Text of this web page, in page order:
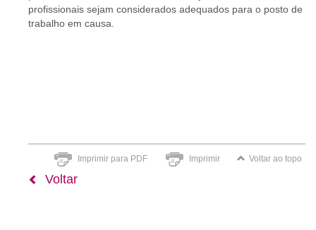
profissionais sejam considerados adequados para o posto de
trabalho em causa.
Imprimir para PDF Imprimir Voltar ao topo
Voltar